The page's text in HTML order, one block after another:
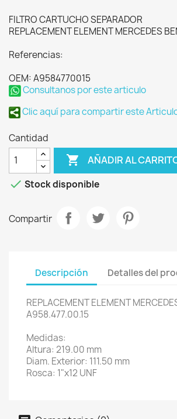
FILTRO CARTUCHO SEPARADOR
REPLACEMENT ELEMENT MERCEDES
Referencias:
OEM: A9584770015
Consultanos por este articulo
Clic aquí para compartir este
Cantidad
 AÑADIR AL
 Stock disponible
Compartir
Descripción Detalles del
REPLACEMENT ELEMENT
A958.477.00.15
Medidas:
Altura: 219.00 mm
Diam. Exterior: 111.50 mm
Rosca: 1"x12 UNF